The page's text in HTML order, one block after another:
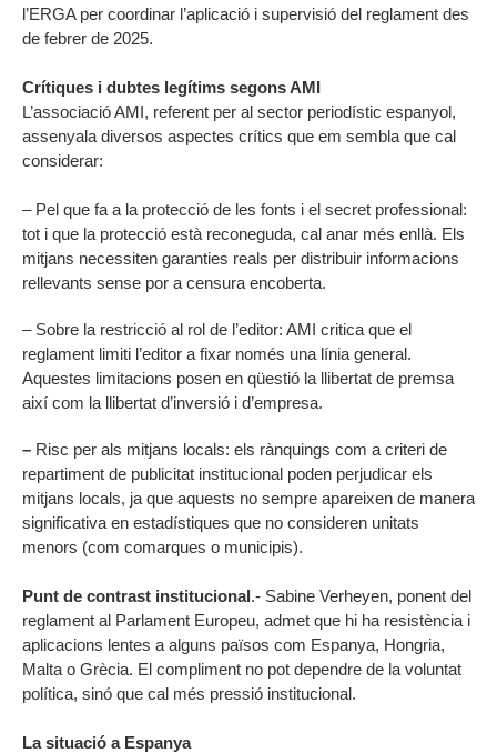
l’ERGA per coordinar l’aplicació i supervisió del reglament des
de febrer de 2025.
Crítiques i dubtes legítims segons AMI
L’associació AMI, referent per al sector periodístic espanyol,
assenyala diversos aspectes crítics que em sembla que cal
considerar:
– Pel que fa a la protecció de les fonts i el secret professional:
tot i que la protecció està reconeguda, cal anar més enllà. Els
mitjans necessiten garanties reals per distribuir informacions
rellevants sense por a censura encoberta.
– Sobre la restricció al rol de l’editor: AMI critica que el
reglament limiti l’editor a fixar només una línia general.
Aquestes limitacions posen en qüestió la llibertat de premsa
així com la llibertat d’inversió i d’empresa.
– Risc per als mitjans locals: els rànquings com a criteri de
repartiment de publicitat institucional poden perjudicar els
mitjans locals, ja que aquests no sempre apareixen de manera
significativa en estadístiques que no consideren unitats
menors (com comarques o municipis).
Punt de contrast institucional.- Sabine Verheyen, ponent del
reglament al Parlament Europeu, admet que hi ha resistència i
aplicacions lentes a alguns països com Espanya, Hongria,
Malta o Grècia. El compliment no pot dependre de la voluntat
política, sinó que cal més pressió institucional.
La situació a Espanya